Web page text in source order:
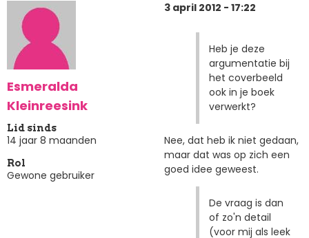
Esmeralda
Kleinreesink
Lid sinds
14 jaar 8 maanden
Rol
Gewone gebruiker
3 april 2012 - 17:22
Heb je deze
argumentatie bij
het coverbeeld
ook in je boek
verwerkt?
Nee, dat heb ik niet gedaan,
maar dat was op zich een
goed idee geweest.
De vraag is dan
of zo'n detail
(voor mij als leek